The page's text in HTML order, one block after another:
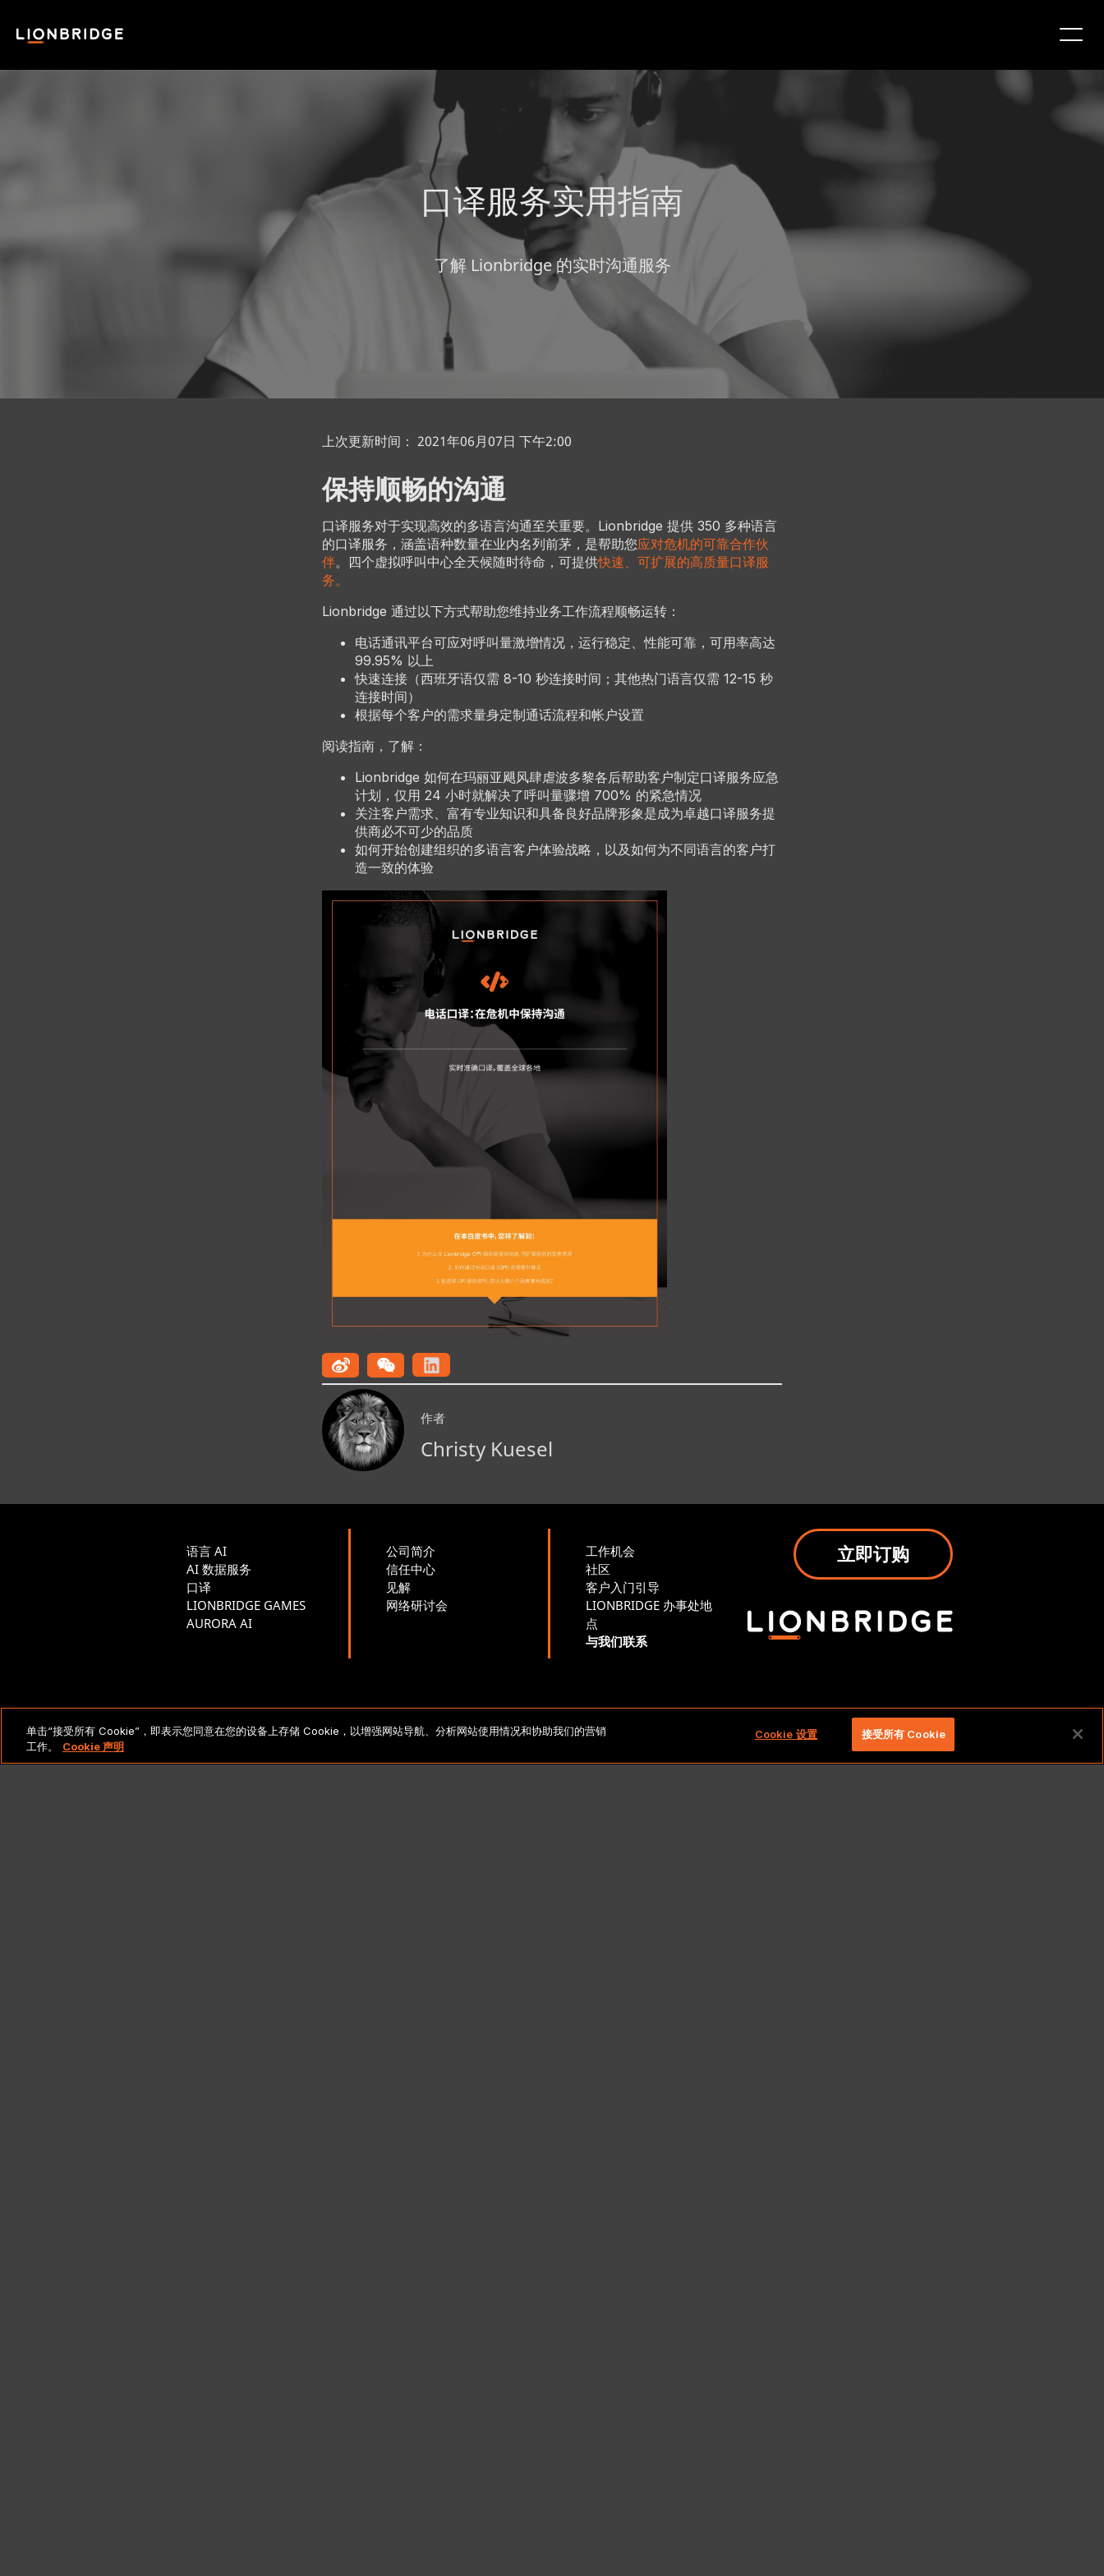
口译服务实用指南
了解 Lionbridge 的实时沟通服务
上次更新时间： 2021年06月07日 下午2:00
保持顺畅的沟通
口译服务对于实现高效的多语言沟通至关重要。Lionbridge 提供 350 多种语言
的口译服务，涵盖语种数量在业内名列前茅，是帮助您应对危机的可靠合作伙
伴。四个虚拟呼叫中心全天候随时待命，可提供快速、可扩展的高质量口译服
务。
Lionbridge 通过以下方式帮助您维持业务工作流程顺畅运转：
电话通讯平台可应对呼叫量激增情况，运行稳定、性能可靠，可用率高达
99.95% 以上
快速连接（西班牙语仅需 8-10 秒连接时间；其他热门语言仅需 12-15 秒
连接时间）
根据每个客户的需求量身定制通话流程和帐户设置
阅读指南，了解：
Lionbridge 如何在玛丽亚飓风肆虐波多黎各后帮助客户制定口译服务应急
计划，仅用 24 小时就解决了呼叫量骤增 700% 的紧急情况
关注客户需求、富有专业知识和具备良好品牌形象是成为卓越口译服务提
供商必不可少的品质
如何开始创建组织的多语言客户体验战略，以及如何为不同语言的客户打
造一致的体验
作者
Christy Kuesel
语言 AI
AI 数据服务
口译
LIONBRIDGE GAMES
AURORA AI
公司简介
信任中心
见解
网络研讨会
工作机会
社区
客户入门引导
LIONBRIDGE 办事处地
点
与我们联系
立即订购
法律声明和政策 版权所有 2026 北京莱博智环球科技有限公司。保留所有权利。
单击“接受所有 Cookie”，即表示您同意在您的设备上存储 Cookie，以增强网站导航、分析网站使用情况和协助我们的营销
工作。
Cookie 声明
Cookie 设置 接受所有 Cookie